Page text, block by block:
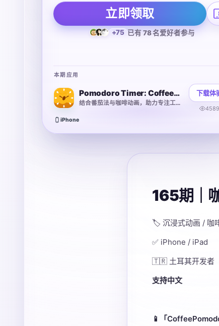
立即领取
+75 已有 78 名爱好者参与
本期应用
Pomodoro Timer: CoffeePomodoro
结合番茄法与咖啡动画，助力专注工作并养成习惯
下载体
4589
iPhone
165期｜
🏷️ 沉浸式动画 / 咖
✅ iPhone / iPad
🇹🇷 土耳其开发者
支持中文
📱「